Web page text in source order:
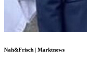
Nah&Frisch | Marktnews